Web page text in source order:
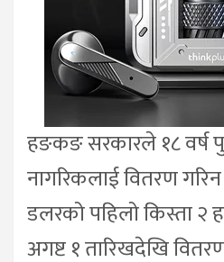
हङकङ सरकारले १८ वर्ष
नागरिकलाई वितरण
डलरको पहिलो किस्ता २
अगष्ट १ तारिखदेखि